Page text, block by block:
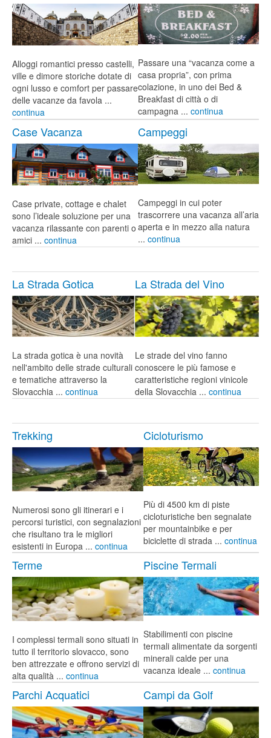
Alloggi romantici presso castelli,
ville e dimore storiche dotate di
ogni lusso e comfort per passare
delle vacanze da favola ...
continua
Passare una “vacanza come a
casa propria”, con prima
colazione, in uno dei Bed &
Breakfast di città o di
campagna ... continua
Case Vacanza
Case private, cottage e chalet
sono l’ideale soluzione per una
vacanza rilassante con parenti o
amici ... continua
Campeggi
Campeggi in cui poter
trascorrere una vacanza all’aria
aperta e in mezzo alla natura
... continua
La Strada Gotica
La strada gotica è una novità
nell'ambito delle strade culturali
e tematiche attraverso la
Slovacchia ... continua
La Strada del Vino
Le strade del vino fanno
conoscere le più famose e
caratteristiche regioni vinicole
della Slovacchia ... continua
Trekking
Numerosi sono gli itinerari e i
percorsi turistici, con segnalazioni
che risultano tra le migliori
esistenti in Europa ... continua
Cicloturismo
Più di 4500 km di piste
cicloturistiche ben segnalate
per mountainbike e per
biciclette di strada ... continua
Terme
I complessi termali sono situati in
tutto il territorio slovacco, sono
ben attrezzate e offrono servizi di
alta qualità ... continua
Piscine Termali
Stabilimenti con piscine
termali alimentate da sorgenti
minerali calde per una
vacanza ideale ... continua
Parchi Acquatici Campi da Golf